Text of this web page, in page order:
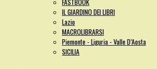
IL GIARDINO DEI LIBRI
Lazio
MACROLIBRARSI
Piemonte - Liguria - Valle D’Aosta
SICILIA